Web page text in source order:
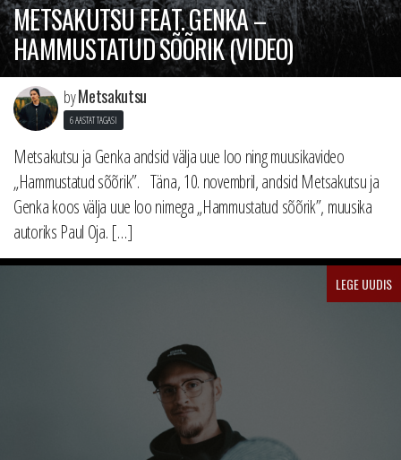
METSAKUTSU FEAT. GENKA –
HAMMUSTATUD SÕÕRIK (VIDEO)
byMetsakutsu
6 AASTAT TAGASI
Metsakutsu ja Genka andsid välja uue loo ning muusikavideo
„Hammustatud sõõrik”. Täna, 10. novembril, andsid Metsakutsu ja
Genka koos välja uue loo nimega „Hammustatud sõõrik”, muusika
autoriks Paul Oja. […]
LEGE UUDIS